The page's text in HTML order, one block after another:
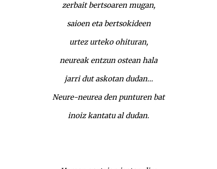
zerbait bertsoaren mugan,
saioen eta bertsokideen
urtez urteko ohituran,
neureak entzun ostean hala
jarri dut askotan dudan…
Neure-neurea den punturen bat
inoiz kantatu al dudan.